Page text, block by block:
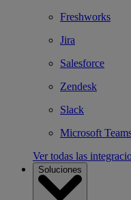
Freshworks
Jira
Salesforce
Zendesk
Slack
Microsoft
Ver todas las
Soluciones